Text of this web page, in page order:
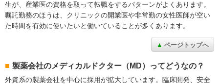
生が、産業医の資格を取って転職をするパターンがよくあります。
嘱託勤務のほうは、クリニックの開業医や非常勤の女性医師が空い
た時間を有効に使いたいと働いていることが多くあります。
ページトップへ
製薬会社のメディカルドクター（MD）ってどうなの？
外資系の製薬会社を中心に採用が拡大しています。臨床開発、安全